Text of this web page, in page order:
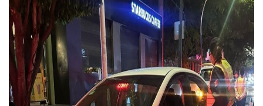
Buscan Reducir Riesgos Por Cocodrilos En Playas De
Plantean “Ley Don Juanito” Al Diputado Federal Bruno
Vecinos De La Playita Reciben A Juan Carlos Castro
Asesinan En Oaxaca Al Periodista Francisco Alejandro
Detienen A Cuatro Hombres Armados En Bucerías;
Yussara Canales Pide Transparencia Sobre Nuevo
Adultos Mayores De Ixtapa Tendrán Una “Casa De Día”
Mujeres Recorren Calles De Ixtapa Para Identificar